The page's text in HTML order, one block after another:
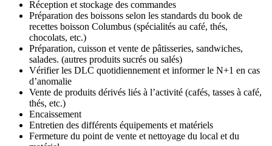
Réception et stockage des commandes
Préparation des boissons selon les standards du book de
recettes boisson Columbus (spécialités au café, thés,
chocolats, etc.)
Préparation, cuisson et vente de pâtisseries, sandwiches,
salades. (autres produits sucrés ou salés)
Vérifier les DLC quotidiennement et informer le N+1 en cas
d’anomalie
Vente de produits dérivés liés à l’activité (cafés, tasses à café,
thés, etc.)
Encaissement
Entretien des différents équipements et matériels
Fermeture du point de vente et nettoyage du local et du